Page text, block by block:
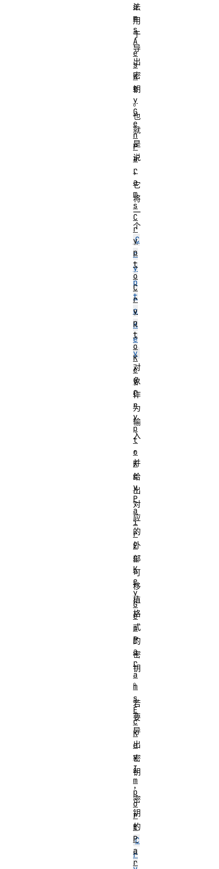
法
用
于
导
出
密
钥
。
也
就
是
说
，
它
将
一
个
C
r
y
p
t
o
K
e
y
对
象
作
为
输
入
，
并
给
出
对
应
的
外
部
可
移
植
格
式
的
密
钥
。
若
要
导
出
密
钥
，
密
钥
的
C
r
a
m
s
A
e
s
K
e
y
G
e
n
P
a
r
a
m
s
C
r
y
p
t
o
C
r
y
p
t
o
K
e
y
C
r
y
p
t
o
K
e
y
P
a
i
r
E
c
K
e
y
G
e
n
P
a
r
a
m
s
E
c
K
e
y
I
m
p
o
r
t
P
a
r